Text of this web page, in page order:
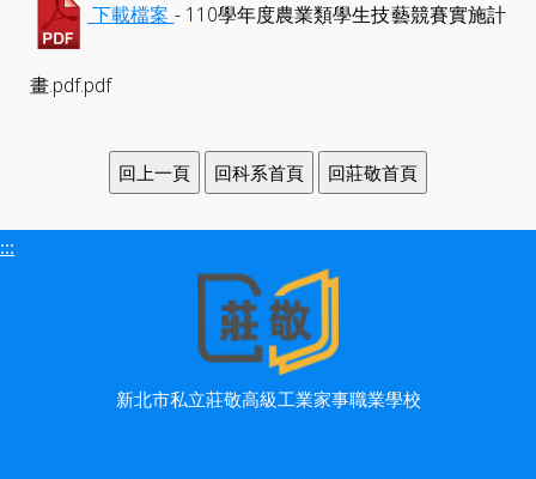
下載檔案 - 110學年度農業類學生技藝競賽實施計
畫.pdf.pdf
:::
新北市私立莊敬高級工業家事職業學校